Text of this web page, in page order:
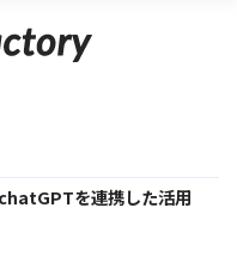
を連携した活用